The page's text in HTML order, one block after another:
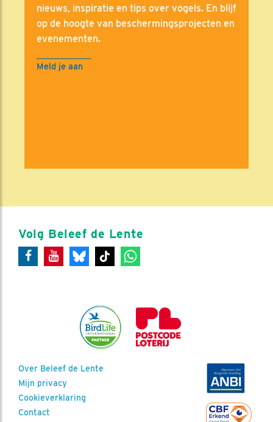
nieuws, inspiratie en tips over vogels. En blijf
op de hoogte van beschermingsprojecten en
evenementen.
Meld je aan
Volg Beleef de Lente
Over Beleef de Lente
Mijn privacy
Cookieverklaring
Contact